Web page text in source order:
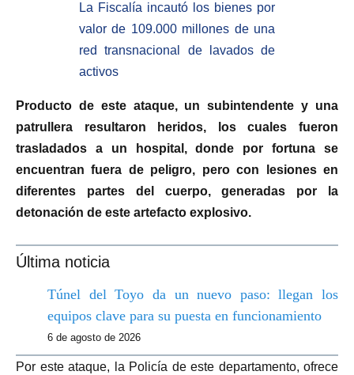
La Fiscalía incautó los bienes por
valor de 109.000 millones de una
red transnacional de lavados de
activos
Producto de este ataque, un subintendente y una
patrullera resultaron heridos, los cuales fueron
trasladados a un hospital, donde por fortuna se
encuentran fuera de peligro, pero con lesiones en
diferentes partes del cuerpo, generadas por la
detonación de este artefacto explosivo.
Última noticia
Túnel del Toyo da un nuevo paso: llegan los
equipos clave para su puesta en funcionamiento
6 de agosto de 2026
Por este ataque, la Policía de este departamento, ofrece